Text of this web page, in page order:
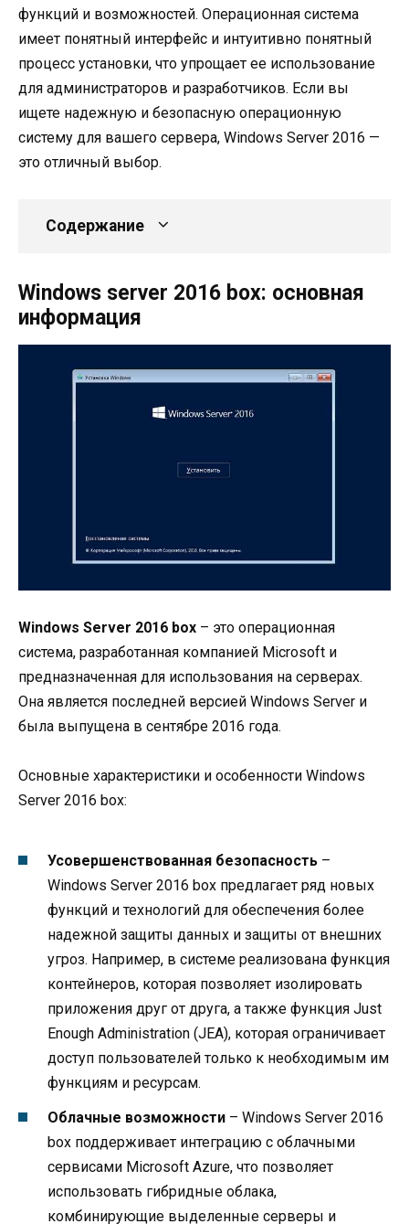
функций и возможностей. Операционная система
имеет понятный интерфейс и интуитивно понятный
процесс установки, что упрощает ее использование
для администраторов и разработчиков. Если вы
ищете надежную и безопасную операционную
систему для вашего сервера, Windows Server 2016 —
это отличный выбор.
Содержание
Windows server 2016 box: основная
информация
Windows Server 2016 box – это операционная
система, разработанная компанией Microsoft и
предназначенная для использования на серверах.
Она является последней версией Windows Server и
была выпущена в сентябре 2016 года.
Основные характеристики и особенности Windows
Server 2016 box:
Усовершенствованная безопасность –
Windows Server 2016 box предлагает ряд новых
функций и технологий для обеспечения более
надежной защиты данных и защиты от внешних
угроз. Например, в системе реализована функция
контейнеров, которая позволяет изолировать
приложения друг от друга, а также функция Just
Enough Administration (JEA), которая ограничивает
доступ пользователей только к необходимым им
функциям и ресурсам.
Облачные возможности – Windows Server 2016
box поддерживает интеграцию с облачными
сервисами Microsoft Azure, что позволяет
использовать гибридные облака,
комбинирующие выделенные серверы и